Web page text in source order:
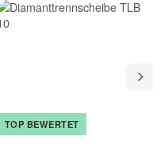
TOP BEWERTET